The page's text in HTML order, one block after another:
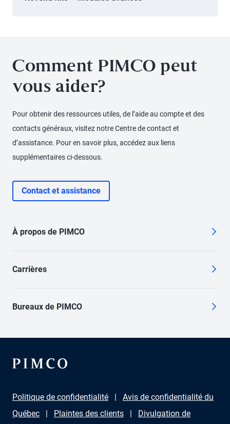
Comment PIMCO peut
vous aider?
Pour obtenir des ressources utiles, de l’aide au compte et des
contacts généraux, visitez notre Centre de contact et
d’assistance. Pour en savoir plus, accédez aux liens
supplémentaires ci-dessous.
Contact et assistance
À propos de PIMCO
Carrières
Bureaux de PIMCO
Politique de confidentialité
Avis de confidentialité du
Québec
Plaintes des clients Divulgation de